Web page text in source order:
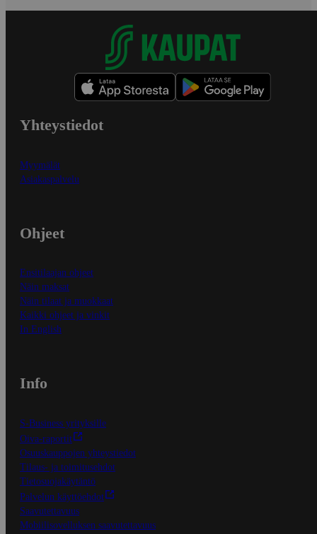
Yhteystiedot
Myymälät
Asiakaspalvelu
Ohjeet
Ensitilaajan ohjeet
Näin maksat
Näin tilaat ja muokkaat
Kaikki ohjeet ja vinkit
In English
Info
S-Business yrityksille
Oiva-raportit
Osuuskauppojen yhteystiedot
Tilaus- ja toimitusehdot
Tietosuojakäytäntö
Palvelun käyttöehdot
Saavutettavuus
Mobiilisovelluksen saavutettavuus